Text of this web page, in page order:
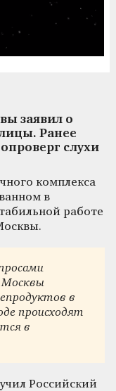
заявил о
Ранее
слухи
комплекса
в
работе
Москвы
в
происходят
в
Российский